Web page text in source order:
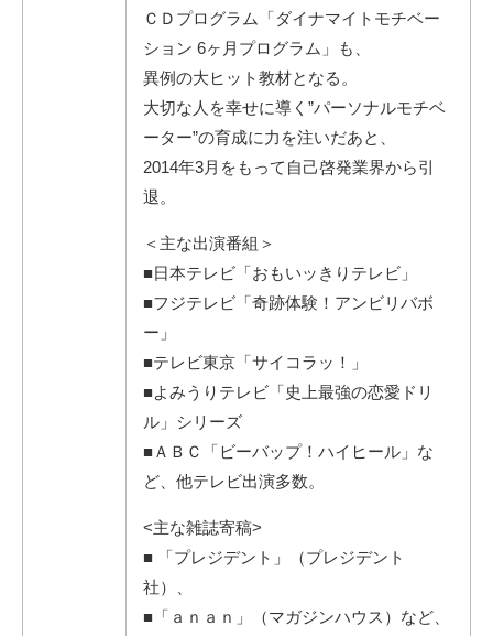
ＣＤプログラム「ダイナマイトモチベー
ション 6ヶ月プログラム」も、
異例の大ヒット教材となる。
大切な人を幸せに導く”パーソナルモチベ
ーター”の育成に力を注いだあと、
2014年3月をもって自己啓発業界から引
退。
＜主な出演番組＞
■日本テレビ「おもいッきりテレビ」
■フジテレビ「奇跡体験！アンビリバボ
ー」
■テレビ東京「サイコラッ！」
■よみうりテレビ「史上最強の恋愛ドリ
ル」シリーズ
■ＡＢＣ「ビーバップ！ハイヒール」な
ど、他テレビ出演多数。
<主な雑誌寄稿>
■ 「プレジデント」（プレジデント
社）、
■「ａｎａｎ」（マガジンハウス）など、